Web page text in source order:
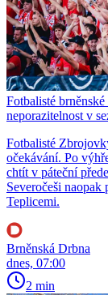
Fotbalisté
neporazitelnost v
Fotbalisté
očekávání. Po
chtít v páteční
Severočeši
Teplicemi.
Brněnská Drbna
dnes, 07:00
2 min